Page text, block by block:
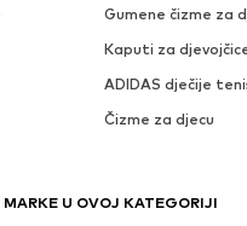
Gumene čizme za
Kaputi za
ADIDAS dječije
Čizme za djecu
U OVOJ KATEGORIJI